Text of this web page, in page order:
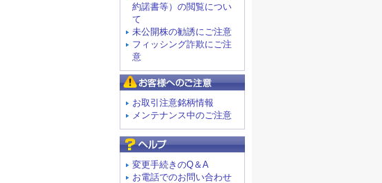
約諾書等）の閲覧につい
て
未公開株の勧誘にご注意
フィッシング詐欺にご注
意
お取引注意銘柄情報
メンテナンス中のご注意
変更手続きのQ＆A
お電話でのお問い合わせ